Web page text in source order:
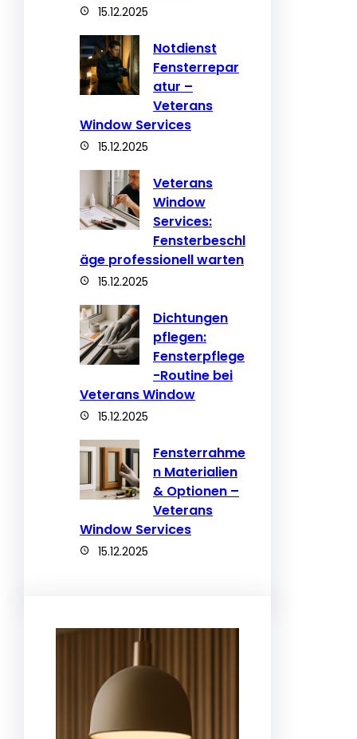
15.12.2025
Notdienst
Fensterrepar
atur –
Veterans
Window Services
15.12.2025
Veterans
Window
Services:
Fensterbeschl
äge professionell warten
15.12.2025
Dichtungen
pflegen:
Fensterpflege
-Routine bei
Veterans Window
15.12.2025
Fensterrahme
n Materialien
& Optionen –
Veterans
Window Services
15.12.2025